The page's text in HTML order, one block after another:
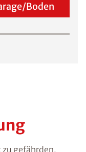
Boden
gefährden,